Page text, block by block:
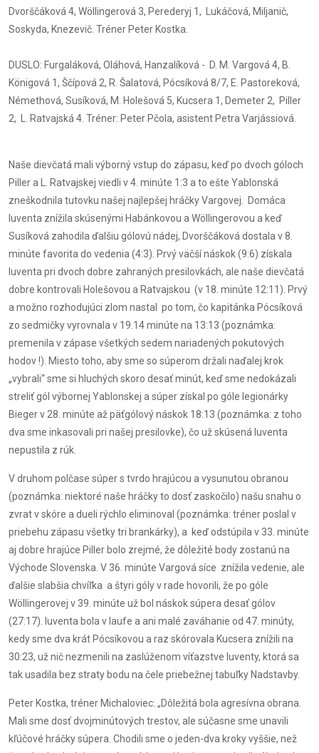
Dvorščáková 4, Wöllingerová 3, Perederyj 1, Lukáčová, Miljanič,
Soskyda, Knezevič. Tréner Peter Kostka.
DUSLO: Furgaláková, Oláhová, Hanzalíková - D. M. Vargová 4, B.
Königová 1, Ščípová 2, R. Šalatová, Pócsíková 8/7, E. Pastoreková,
Némethová, Susíková, M. Holešová 5, Kucsera 1, Demeter 2, Piller
2, L. Ratvajská 4. Tréner: Peter Pčola, asistent Petra Varjássiová.
Naše dievčatá mali výborný vstup do zápasu, keď po dvoch góloch
Piller a L. Ratvajskej viedli v 4. minúte 1:3 a to ešte Yablonská
zneškodnila tutovku našej najlepšej hráčky Vargovej. Domáca
Iuventa znížila skúsenými Habánkovou a Wöllingerovou a keď
Susíková zahodila ďalšiu gólovú nádej, Dvorščáková dostala v 8.
minúte favorita do vedenia (4:3). Prvý väčší náskok (9:6) získala
Iuventa pri dvoch dobre zahraných presilovkách, ale naše dievčatá
dobre kontrovali Holešovou a Ratvajskou (v 18. minúte 12:11). Prvý
a možno rozhodujúci zlom nastal po tom, čo kapitánka Pócsíková
zo sedmičky vyrovnala v 19.14 minúte na 13:13 (poznámka:
premenila v zápase všetkých sedem nariadených pokutových
hodov !). Miesto toho, aby sme so súperom držali naďalej krok
„vybrali“ sme si hluchých skoro desať minút, keď sme nedokázali
streliť gól výbornej Yablonskej a súper získal po góle legionárky
Bieger v 28. minúte až päťgólový náskok 18:13 (poznámka: z toho
dva sme inkasovali pri našej presilovke), čo už skúsená Iuventa
nepustila z rúk.
V druhom polčase súper s tvrdo hrajúcou a vysunutou obranou
(poznámka: niektoré naše hráčky to dosť zaskočilo) našu snahu o
zvrat v skóre a dueli rýchlo eliminoval (poznámka: tréner poslal v
priebehu zápasu všetky tri brankárky), a keď odstúpila v 33. minúte
aj dobre hrajúce Piller bolo zrejmé, že dôležité body zostanú na
Východe Slovenska. V 36. minúte Vargová síce znížila vedenie, ale
ďalšie slabšia chvíľka a štyri góly v rade hovorili, že po góle
Wöllingerovej v 39. minúte už bol náskok súpera desať gólov
(27:17). Iuventa bola v laufe a ani malé zaváhanie od 47. minúty,
kedy sme dva krát Pócsíkovou a raz skórovala Kucsera znížili na
30:23, už nič nezmenili na zaslúženom víťazstve Iuventy, ktorá sa
tak usadila bez straty bodu na čele priebežnej tabuľky Nadstavby.
Peter Kostka, tréner Michaloviec: „Dôležitá bola agresívna obrana.
Mali sme dosť dvojminútových trestov, ale súčasne sme unavili
kľúčové hráčky súpera. Chodili sme o jeden-dva kroky vyššie, než